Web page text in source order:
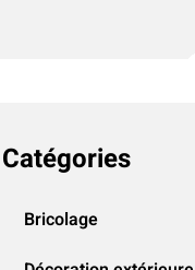
Catégories
Bricolage